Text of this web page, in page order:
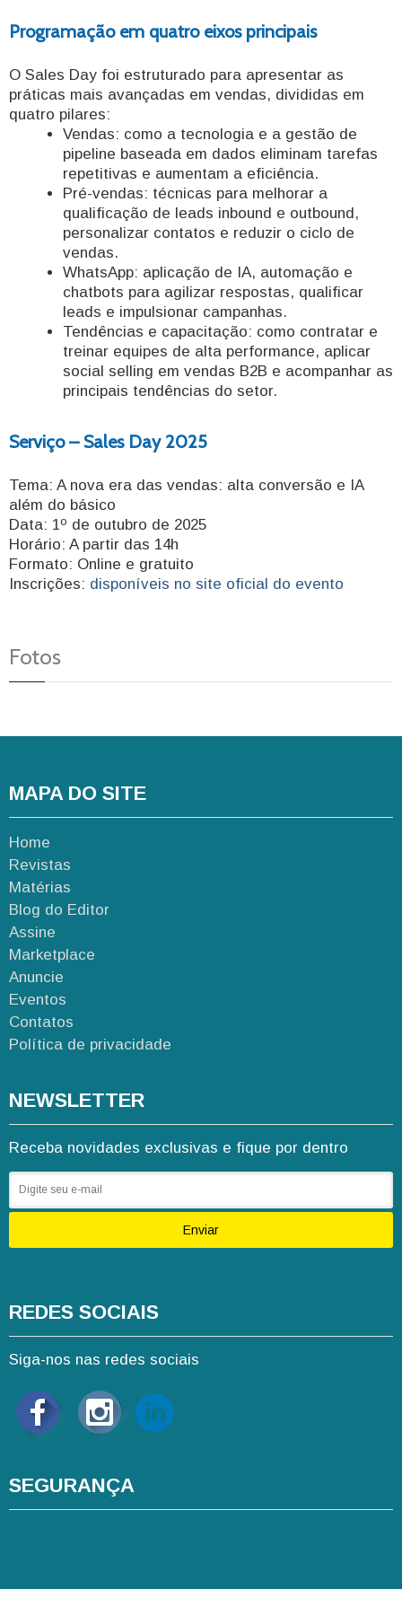
Programação em quatro eixos principais
O Sales Day foi estruturado para apresentar as
práticas mais avançadas em vendas, divididas em
quatro pilares:
Vendas: como a tecnologia e a gestão de
pipeline baseada em dados eliminam tarefas
repetitivas e aumentam a eficiência.
Pré-vendas: técnicas para melhorar a
qualificação de leads inbound e outbound,
personalizar contatos e reduzir o ciclo de
vendas.
WhatsApp: aplicação de IA, automação e
chatbots para agilizar respostas, qualificar
leads e impulsionar campanhas.
Tendências e capacitação: como contratar e
treinar equipes de alta performance, aplicar
social selling em vendas B2B e acompanhar as
principais tendências do setor.
Serviço – Sales Day 2025
Tema: A nova era das vendas: alta conversão e IA
além do básico
Data: 1º de outubro de 2025
Horário: A partir das 14h
Formato: Online e gratuito
Inscrições: disponíveis no site oficial do evento
Fotos
MAPA DO SITE
Home
Revistas
Matérias
Blog do Editor
Assine
Marketplace
Anuncie
Eventos
Contatos
Política de privacidade
NEWSLETTER
Receba novidades exclusivas e fique por dentro
Enviar
REDES SOCIAIS
Siga-nos nas redes sociais
SEGURANÇA